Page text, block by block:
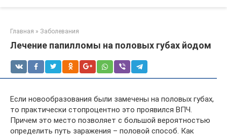
Главная » Заболевания
Лечение папилломы на половых губах йодом
Если новообразования были замечены на половых губах,
то практически стопроцентно это проявился ВПЧ.
Причем это место позволяет с большой вероятностью
определить путь заражения – половой способ. Как